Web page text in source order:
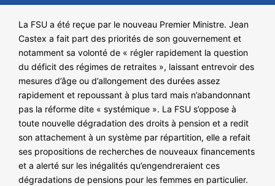
COMMUNIQUÉS
NOS ACTIONS
La FSU a été reçue par le nouveau Premier Ministre. Jean
Castex a fait part des priorités de son gouvernement et
notamment sa volonté de « régler rapidement la question
du déficit des régimes de retraites », laissant entrevoir des
mesures d’âge ou d’allongement des durées assez
rapidement et repoussant à plus tard mais n’abandonnant
pas la réforme dite « systémique ». La FSU s’oppose à
toute nouvelle dégradation des droits à pension et a redit
son attachement à un système par répartition, elle a refait
ses propositions de recherches de nouveaux financements
et a alerté sur les inégalités qu’engendreraient ces
dégradations de pensions pour les femmes en particulier.